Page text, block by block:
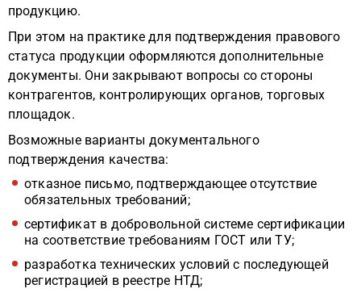
продукцию.
При этом на практике для подтверждения правового
статуса продукции оформляются дополнительные
документы. Они закрывают вопросы со стороны
контрагентов, контролирующих органов, торговых
площадок.
Возможные варианты документального
подтверждения качества:
отказное письмо, подтверждающее отсутствие
обязательных требований;
сертификат в добровольной системе сертификации
на соответствие требованиям ГОСТ или ТУ;
разработка технических условий с последующей
регистрацией в реестре НТД;